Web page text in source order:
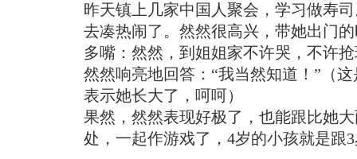
昨天镇上几家中国人聚会，学习做寿
去凑热闹了。然然很高兴，带她出门
多嘴：然然，到姐姐家不许哭，不许
然然响亮地回答：“我当然知道！”（
表示她长大了，呵呵）
果然，然然表现好极了，也能跟比她
处，一起作游戏了，4岁的小孩就是跟